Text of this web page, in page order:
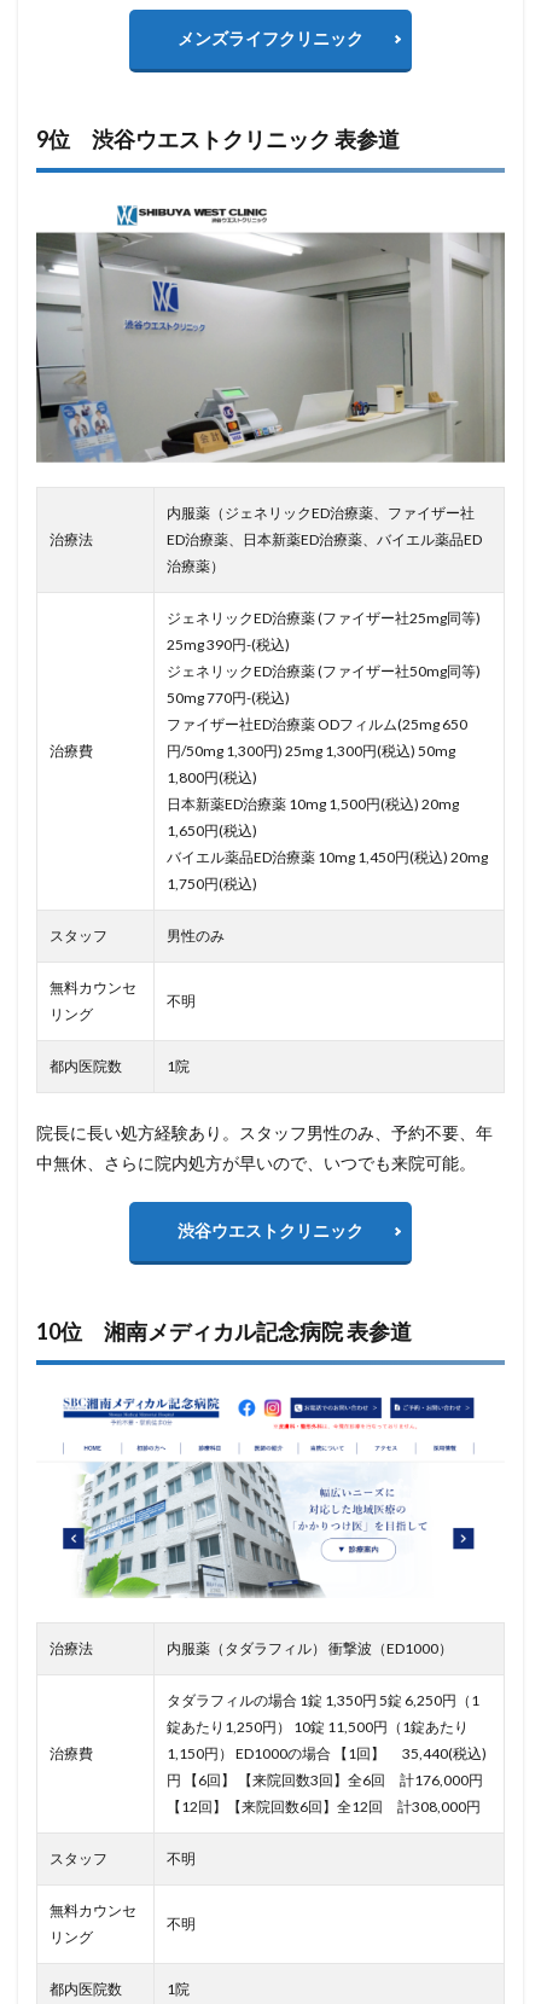
メンズライフクリニック
9位 渋谷ウエストクリニック 表参道
治療法
内服薬（ジェネリックED治療薬、ファイザー社
ED治療薬、日本新薬ED治療薬、バイエル薬品ED
治療薬）
治療費
ジェネリックED治療薬 (ファイザー社25mg同等)
25mg 390円-(税込)
ジェネリックED治療薬 (ファイザー社50mg同等)
50mg 770円-(税込)
ファイザー社ED治療薬 ODフィルム(25mg 650
円/50mg 1,300円) 25mg 1,300円(税込) 50mg
1,800円(税込)
日本新薬ED治療薬 10mg 1,500円(税込) 20mg
1,650円(税込)
バイエル薬品ED治療薬 10mg 1,450円(税込) 20mg
1,750円(税込)
スタッフ 男性のみ
無料カウンセ
リング
不明
都内医院数 1院
院長に長い処方経験あり。スタッフ男性のみ、予約不要、年
中無休、さらに院内処方が早いので、いつでも来院可能。
渋谷ウエストクリニック
10位 湘南メディカル記念病院 表参道
治療法 内服薬（タダラフィル） 衝撃波（ED1000）
治療費
タダラフィルの場合 1錠 1,350円 5錠 6,250円（1
錠あたり1,250円） 10錠 11,500円（1錠あたり
1,150円） ED1000の場合
【1回】 35,440(税込)
円
【6回】 【来院回数3回】全6回 計176,000円
【12回】【来院回数6回】全12回 計308,000円
スタッフ 不明
無料カウンセ
リング
不明
都内医院数 1院